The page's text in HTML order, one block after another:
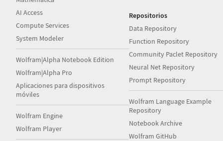
AI Access
Compute Services
System Modeler
Wolfram|Alpha Notebook Edition
Wolfram|Alpha Pro
Aplicaciones para dispositivos
móviles
Wolfram Engine
Wolfram Player
Repositorios
Data Repository
Function Repository
Community Paclet Repository
Neural Net Repository
Prompt Repository
Wolfram Language Example
Repository
Notebook Archive
Wolfram GitHub